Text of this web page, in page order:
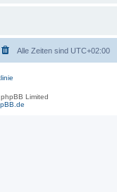
Alle Zeiten sind UTC+02:00
Limited